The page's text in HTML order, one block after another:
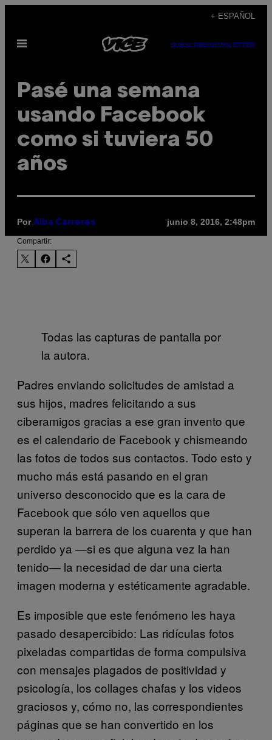
contenido
+ ESPAÑOL
Abrir
SUBSCRIBENEWSLETTER
Pasé una semana
usando Facebook
como si tuviera 50
años
Por Alba Carreres junio 8, 2016, 2:48pm
Compartir:
Todas las capturas de pantalla por
la autora.
Padres enviando solicitudes de amistad a
sus hijos, madres felicitando a sus
ciberamigos gracias a ese gran invento que
es el calendario de Facebook y chismeando
las fotos de todos sus contactos. Todo esto y
mucho más está pasando en el gran
universo desconocido que es la cara de
Facebook que sólo ven aquellos que
superan la barrera de los cuarenta y que han
perdido ya —si es que alguna vez la han
tenido— la necesidad de dar una cierta
imagen moderna y estéticamente agradable.
Es imposible que este fenómeno les haya
pasado desapercibido: Las ridículas fotos
pixeladas compartidas de forma compulsiva
con mensajes plagados de positividad y
psicología, los collages chafas y los videos
graciosos y, cómo no, las correspondientes
páginas que se han convertido en los